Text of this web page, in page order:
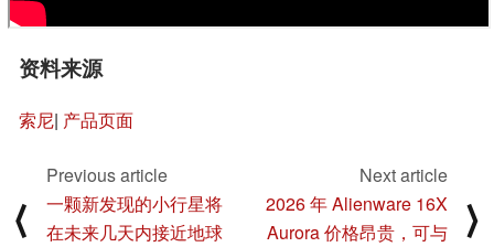
资料来源
索尼| 产品页面
⟨
Previous article
一颗新发现的小行星将
在未来几天内接近地球
Next article
2026 年 Alienware 16X
Aurora 价格昂贵，可与
⟩